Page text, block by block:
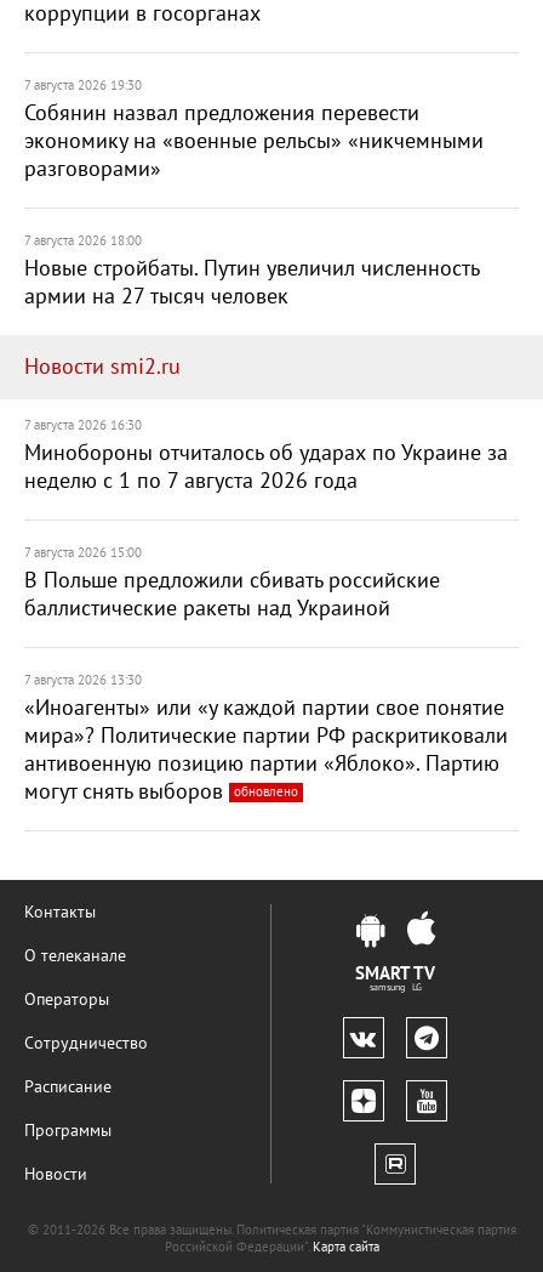
коррупции в госорганах
7 августа 2026 19:30
Собянин назвал предложения перевести
экономику на «военные рельсы» «никчемными
разговорами»
7 августа 2026 18:00
Новые стройбаты. Путин увеличил численность
армии на 27 тысяч человек
Новости smi2.ru
7 августа 2026 16:30
Минобороны отчиталось об ударах по Украине за
неделю с 1 по 7 августа 2026 года
7 августа 2026 15:00
В Польше предложили сбивать российские
баллистические ракеты над Украиной
7 августа 2026 13:30
«Иноагенты» или «у каждой партии свое понятие
мира»? Политические партии РФ раскритиковали
антивоенную позицию партии «Яблоко». Партию
могут снять выборов
обновлено
Контакты
О телеканале
Операторы
Сотрудничество
Расписание
Программы
Новости
SMART TV
samsung LG
© 2011-2026 Все права защищены. Политическая партия "Коммунистическая партия
Российской Федерации". Карта сайта